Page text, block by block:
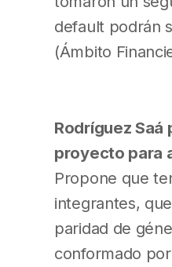
default podrán
(Ámbito
Rodríguez Saá
proyecto para
Propone que
integrantes,
paridad de
conformado